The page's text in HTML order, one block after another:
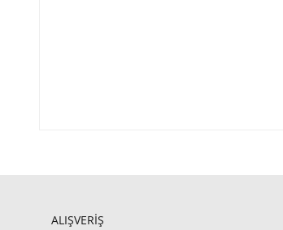
ALIŞVERİŞ